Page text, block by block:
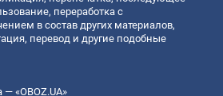
переработка с
в состав других материалов,
перевод и другие подобные
«OBOZ.UA»